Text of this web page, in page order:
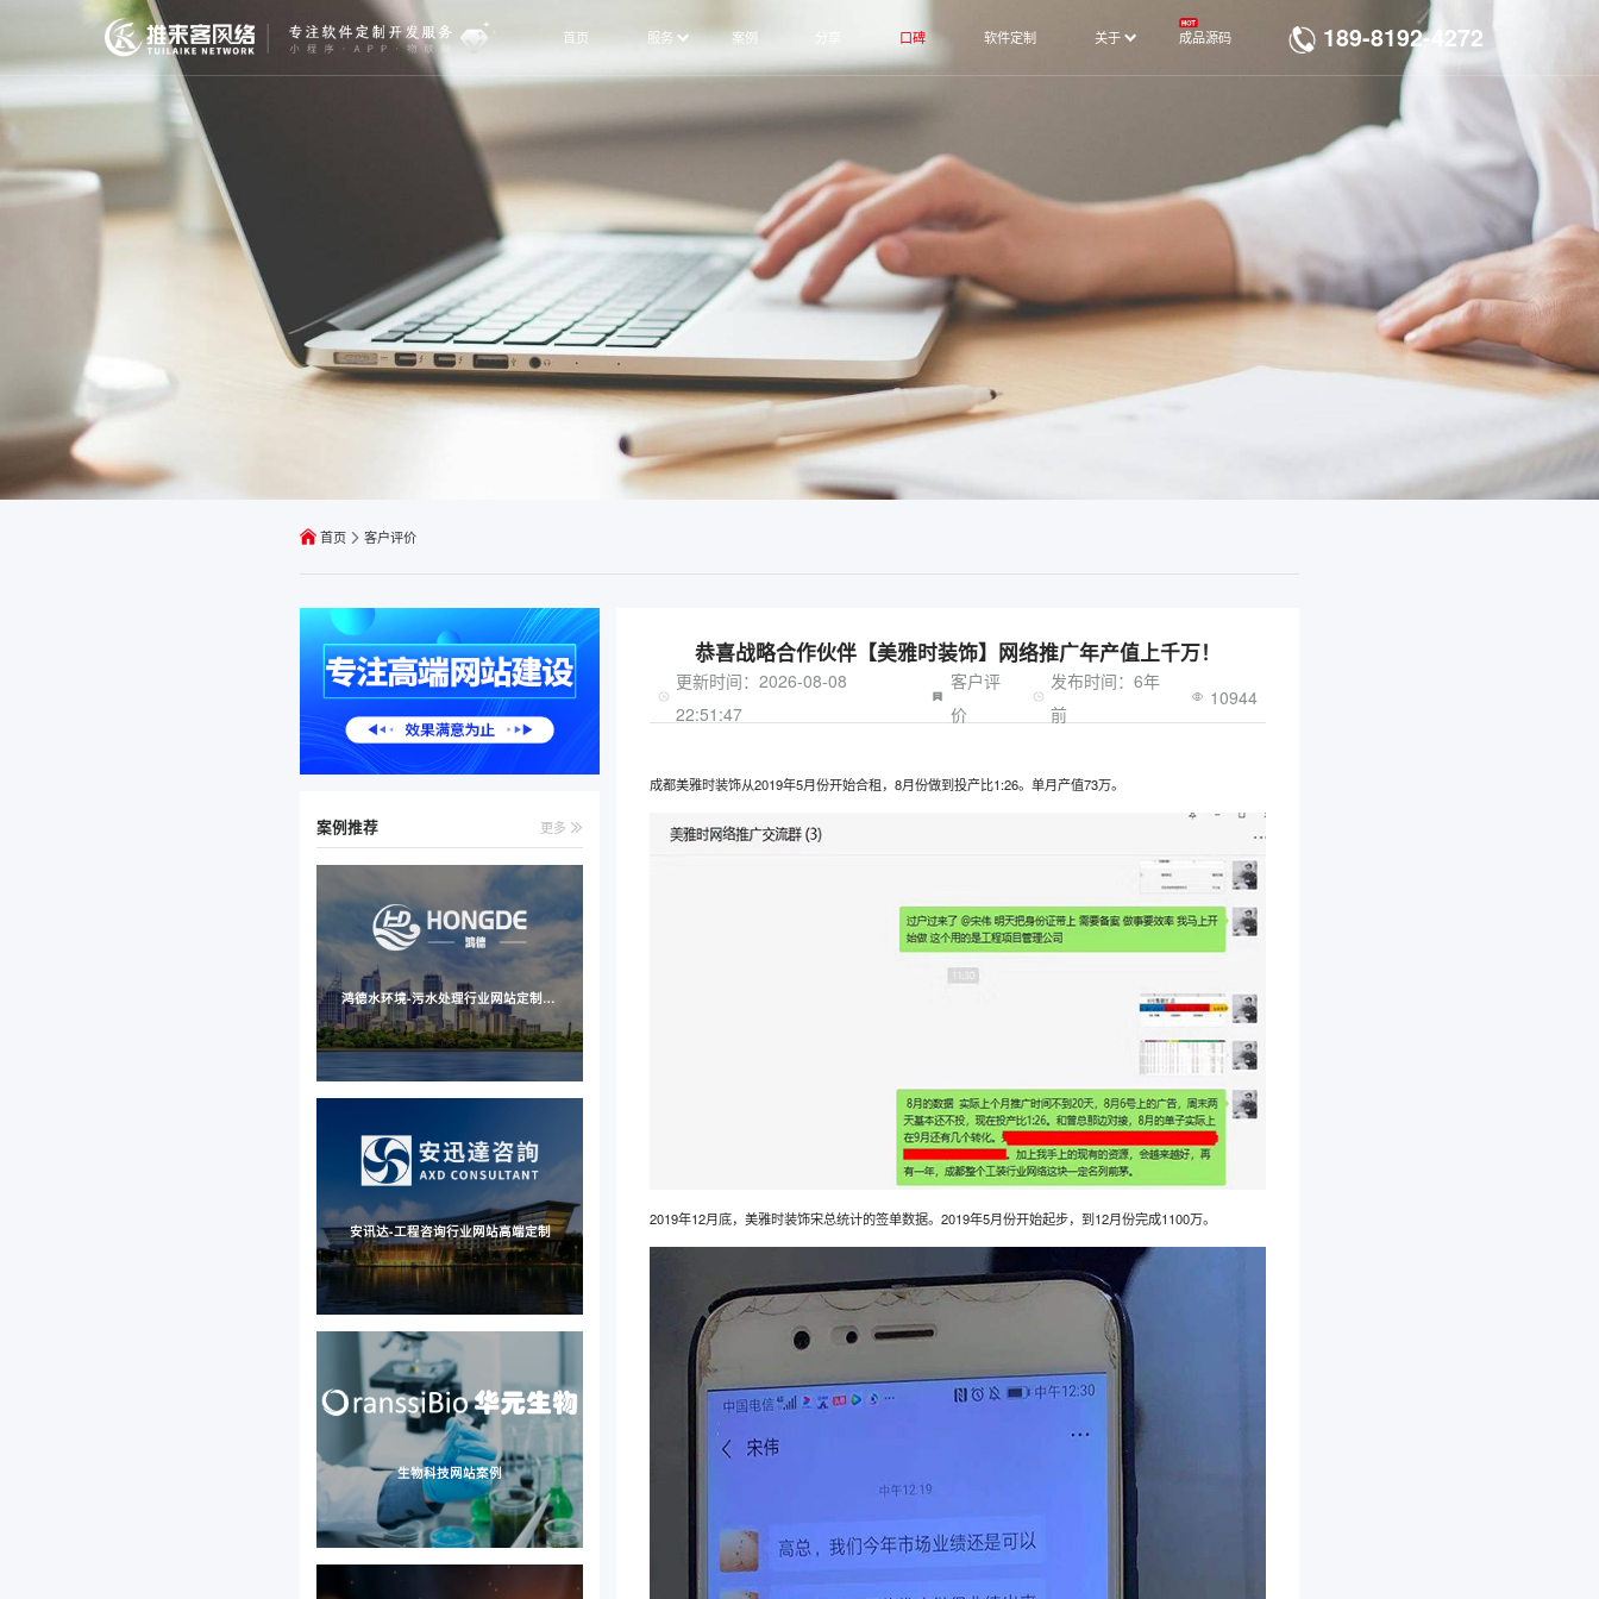
首页 服务 案例 口碑 软件定制 关于 成品源码 189-8192-4272
首页 客户评价
案例推荐 更多
鸿德水环境-污水处理行业网站定制案例
安讯达-工程咨询行业网站高端定制
生物科技网站案例
恭喜战略合作伙伴【美雅时装饰】网络推广年产值上千万！
更新时间：2026-08-08
22:51:47
客户评
价
发布时间：6年
前
10944
成都美雅时装饰从2019年5月份开始合租，8月份做到投产比1:26。单月产值73万。
2019年12月底，美雅时装饰宋总统计的签单数据。2019年5月份开始起步，到12月份完成1100万。